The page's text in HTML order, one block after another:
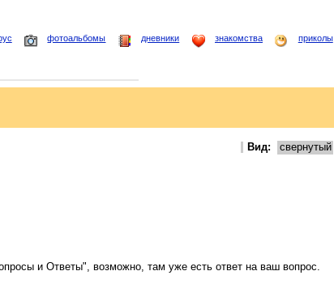
фотоальбомы дневники знакомства приколы
Вид: свернутый
и Ответы", возможно, там уже есть ответ на ваш вопрос.